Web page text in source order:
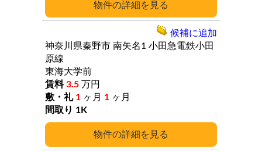
詳細
詳細
神奈川県秦野市 南矢名1 小田急電鉄小田
原線
東海大学前
3.5 万円
1 ヶ月 1 ヶ月
1K
候補に追加